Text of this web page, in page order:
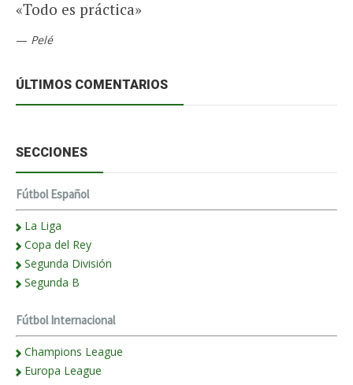
«Todo es práctica»
— Pelé
ÚLTIMOS COMENTARIOS
SECCIONES
Fútbol Español
La Liga
Copa del Rey
Segunda División
Segunda B
Fútbol Internacional
Champions League
Europa League